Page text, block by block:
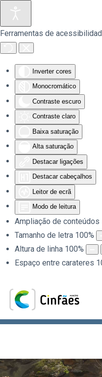
Ferramentas de
Inverter cores
Monocromático
Contraste escuro
Contraste claro
Baixa saturação
Alta saturação
Destacar ligações
Destacar cabeçalhos
Leitor de ecrã
Modo de leitura
Ampliação de conteúdos
Tamanho de letra 100%
Altura de linha 100%
Espaço entre carateres
Saltar para o
.